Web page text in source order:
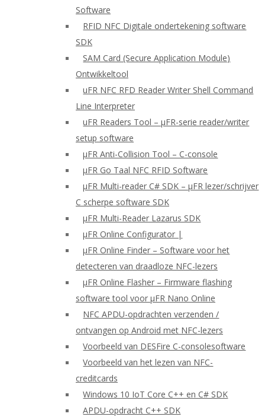
Software
RFID NFC Digitale ondertekening software
SDK
SAM Card (Secure Application Module)
Ontwikkeltool
uFR NFC RFD Reader Writer Shell Command
Line Interpreter
uFR Readers Tool – μFR-serie reader/writer
setup software
μFR Anti-Collision Tool – C-console
μFR Go Taal NFC RFID Software
μFR Multi-reader C# SDK – μFR lezer/schrijver
C scherpe software SDK
μFR Multi-Reader Lazarus SDK
μFR Online Configurator |
μFR Online Finder – Software voor het
detecteren van draadloze NFC-lezers
μFR Online Flasher – Firmware flashing
software tool voor μFR Nano Online
NFC APDU-opdrachten verzenden /
ontvangen op Android met NFC-lezers
Voorbeeld van DESFire C-consolesoftware
Voorbeeld van het lezen van NFC-
creditcards
Windows 10 IoT Core C++ en C# SDK
APDU-opdracht C++ SDK